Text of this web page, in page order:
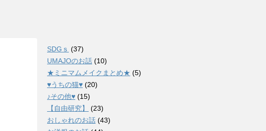
SDGｓ (37)
UMAJOのお話 (10)
★ミニマムメイクまとめ★ (5)
♥うちの猫♥ (20)
♪その他♥ (15)
【自由研究】
(23)
おしゃれのお話 (43)